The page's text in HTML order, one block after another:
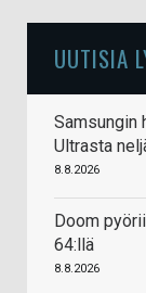
UUTISIA
Samsungin
Ultrasta
8.8.2026
Doom
64:llä
8.8.2026